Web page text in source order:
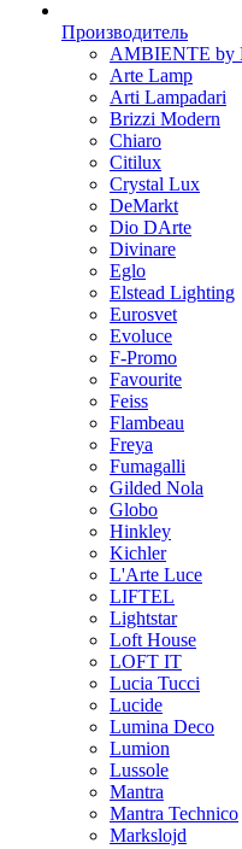
Производитель
AMBIENTE by
Arte Lamp
Arti Lampadari
Brizzi Modern
Chiaro
Citilux
Crystal Lux
DeMarkt
Dio DArte
Divinare
Eglo
Elstead Lighting
Eurosvet
Evoluce
F-Promo
Favourite
Feiss
Flambeau
Freya
Fumagalli
Gilded Nola
Globo
Hinkley
Kichler
L'Arte Luce
LIFTEL
Lightstar
Loft House
LOFT IT
Lucia Tucci
Lucide
Lumina Deco
Lumion
Lussole
Mantra
Mantra Technico
Markslojd